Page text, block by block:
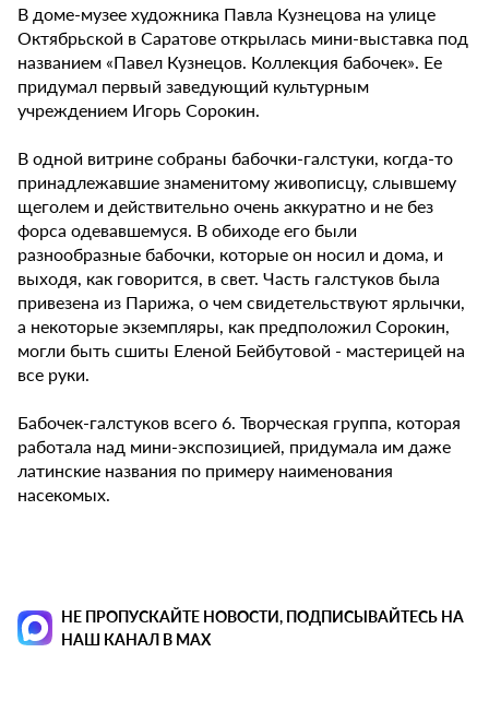
В доме-музее художника Павла Кузнецова на улице
Октябрьской в Саратове открылась мини-выставка под
названием «Павел Кузнецов. Коллекция бабочек». Ее
придумал первый заведующий культурным
учреждением Игорь Сорокин.
В одной витрине собраны бабочки-галстуки, когда-то
принадлежавшие знаменитому живописцу, слывшему
щеголем и действительно очень аккуратно и не без
форса одевавшемуся. В обиходе его были
разнообразные бабочки, которые он носил и дома, и
выходя, как говорится, в свет. Часть галстуков была
привезена из Парижа, о чем свидетельствуют ярлычки,
а некоторые экземпляры, как предположил Сорокин,
могли быть сшиты Еленой Бейбутовой - мастерицей на
все руки.
Бабочек-галстуков всего 6. Творческая группа, которая
работала над мини-экспозицией, придумала им даже
латинские названия по примеру наименования
насекомых.
НЕ ПРОПУСКАЙТЕ НОВОСТИ, ПОДПИСЫВАЙТЕСЬ НА
НАШ КАНАЛ В MAX